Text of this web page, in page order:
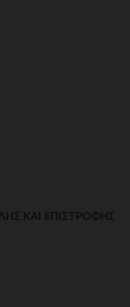
ΚΑΙ ΕΠΙΣΤΡΟΦΉΣ